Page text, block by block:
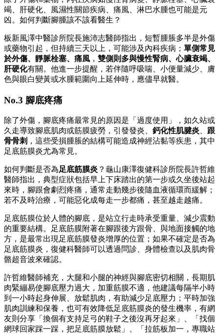
竭、肝硬化、風濕性關節疾病、痛風、淋巴水腫也可能是元
凶。如何判斷腳腫該不該看醫生？
板新風澤中醫診所院長施沛志醫師指出，短暫腫脹多半是外傷
或藥物引起，但持續三天以上，可能涉及內科疾病； 單側常見
於外傷、靜脈栓塞、痛風 ， 雙側則多與慢性腎病、心臟衰竭、
肝硬化有關。他進一步提醒，若伴隨呼吸喘、小便量減少、膚
色與眼白變黃或水腫範圍向上延伸時，應儘早就醫。
No.3 腳底疼痛
除了外傷，腳底疼痛最常見的原因是「過度使用」，如久站或
久走導致腳底肌肉或筋膜疲勞，引發發炎、 鈣化性肌腱炎
跟
骨骨刺 ，這些受損腫脹的結構可能造成神經沾黏等疾患，其中
足底筋膜炎尤為常見。
如何判斷是否為足底筋膜炎 ？龜山康澤復健科診所院長許哲維
醫師指出，典型症狀包括早上下床踏出的第一步或久坐後站起
來時，腳跟會劇烈疼痛，通常走動幾步後隨血液循環而緩解；
若不及時治療，可能惡化成每走一步都痛，甚至越走越痛。
足底筋膜位於人體的腳底，是站立行走時承受重量、減少震動
的重要結構。足底筋膜附著在腳跟後方跟骨、與地面接觸的地
方，是最常出現足底筋膜發炎增厚的位置；如果不確定是否為
足底筋膜炎，復健科醫師可以透過問診、身體檢查以及肌肉骨
骼超音波來確認。
許哲維醫師補充，大腿和小腿的神經與腳底密切相關，長期肌
肉緊繃易使腳底壓力過大，加重筋膜不適，他建議每隔半小時
到一小時起身伸展、放鬆肌肉，有助減少足底壓力；平時加強
肌肉訓練和保養，也可有效降低足底筋膜炎的發生機率，有網
友則分享「換個有支持足弓的鞋子之後沒再牙起來」、「找個
網球回家踩一踩，把足底筋膜放鬆」、「拉筋板加一，專職站